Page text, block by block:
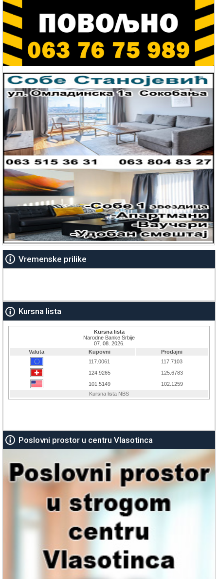
Vremenske prilike
Kursna lista
Poslovni prostor u centru Vlasotinca